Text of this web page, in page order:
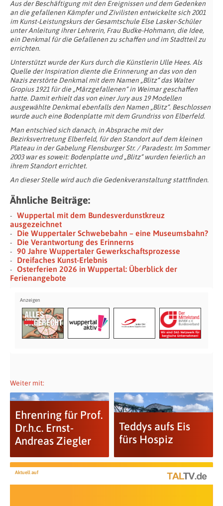
Aus der Beschäftigung mit den Ereignissen und dem Gedenken
an die gefallenen Kämpfer und Zivilisten entwickelte sich 2001
im Kunst-Leistungskurs der Gesamtschule Else Lasker-Schüler
unter Anleitung ihrer Lehrerin, Frau Budke-Hohmann, die Idee,
ein Denkmal für die Gefallenen zu schaffen und im Stadtteil zu
errichten.
Unterstützt wurde der Kurs durch die Künstlerin Ulle Hees. Als
Quelle der Inspiration diente die Erinnerung an das von den
Nazis zerstörte Denkmal mit dem Namen „Blitz“ das Walter
Gropius 1921 für die „Märzgefallenen“ in Weimar geschaffen
hatte. Damit erhielt das von einer Jury aus 19 Modellen
ausgewählte Denkmal ebenfalls den Namen „Blitz“. Beschlossen
wurde auch eine Bodenplatte mit dem Grundriss von Elberfeld.
Man entschied sich danach, in Absprache mit der
Bezirksvertretung Elberfeld, für den Standort auf dem kleinen
Plateau in der Gabelung Flensburger Str. / Paradestr. Im Sommer
2003 war es soweit: Bodenplatte und „Blitz“ wurden feierlich an
ihrem Standort errichtet.
An dieser Stelle wird auch die Gedenkveranstaltung stattfinden.
Ähnliche Beiträge:
Wuppertal mit dem Bundesverdunstkreuz
ausgezeichnet
Die Wuppertaler Schwebebahn – eine Museumsbahn?
Die Verantwortung des Erinnerns
90 Jahre Wuppertaler Gewerkschaftsprozesse
Dreifaches Kunst-Erlebnis
Osterferien 2026 in Wuppertal: Überblick der
Ferienangebote
Weiter mit:
Ehrenring für Prof.
Dr.h.c. Ernst-
Andreas Ziegler
Teddys aufs Eis
fürs Hospiz
Aktuell auf